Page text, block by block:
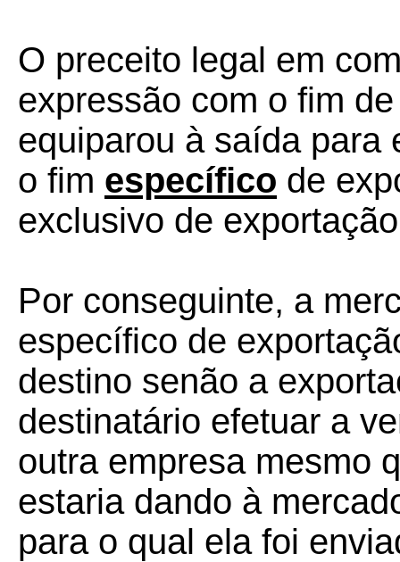
O preceito legal em
expressão com o fim
equiparou à saída para
o fim específico de
exclusivo de
Por conseguinte, a
específico de
destino senão a
destinatário efetuar a
outra empresa mesmo
estaria dando à
para o qual ela foi